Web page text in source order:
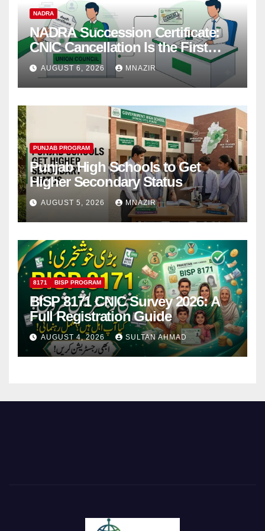
NADRA
NADRA Succession Certificate:
CNIC Cancellation Is the First
Step
AUGUST 6, 2026 MNAZIR
PUNJAB PROGRAM
Punjab High Schools to Get
Higher Secondary Status
AUGUST 5, 2026 MNAZIR
8171 BISP PROGRAM
BISP 8171 CNIC Survey 2026: A
Full Registration Guide
AUGUST 4, 2026 SULTAN AHMAD